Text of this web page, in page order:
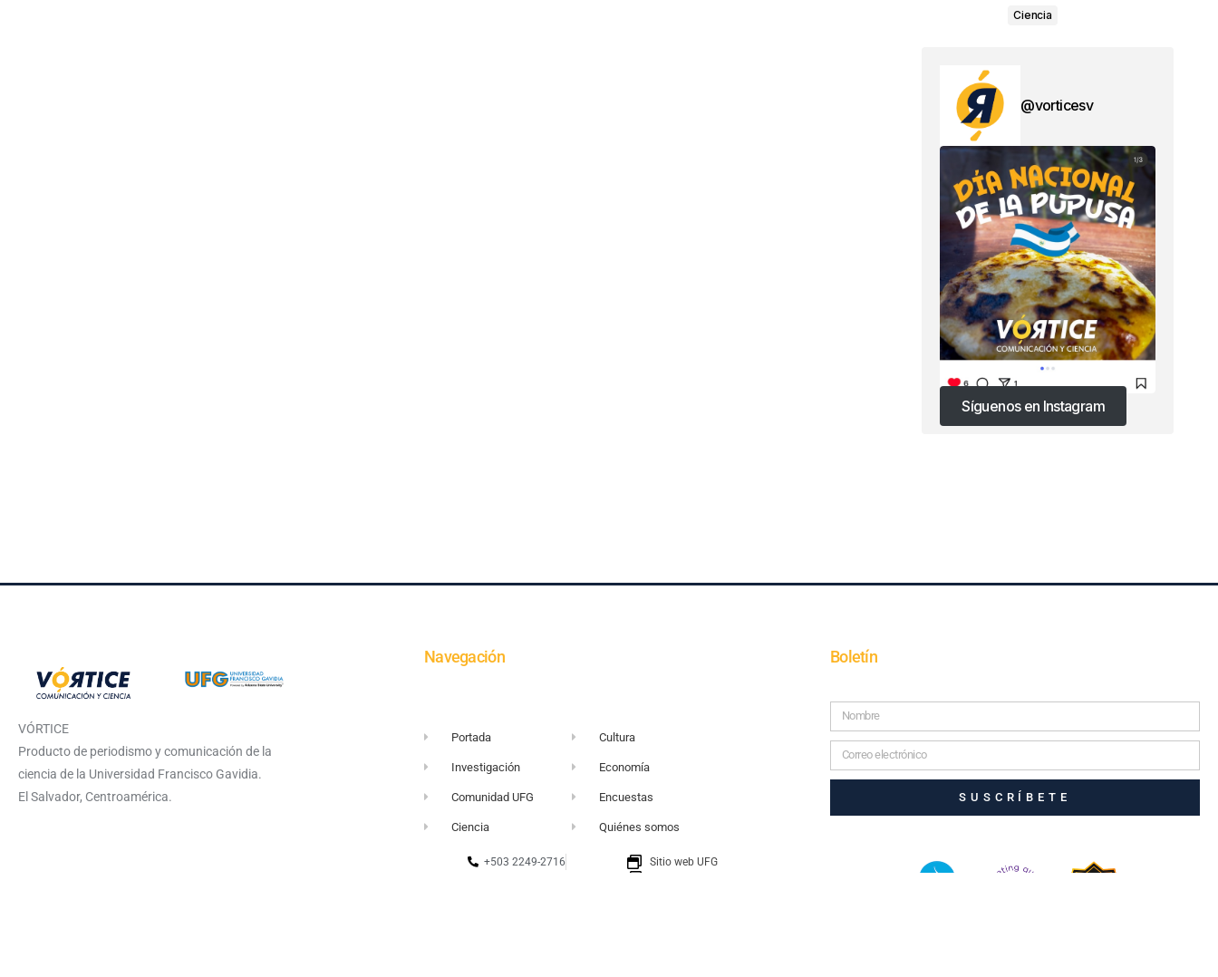
Ciencia
@vorticesv
Síguenos en Instagram
VÓRTICE
Producto de periodismo y comunicación de la
ciencia de la Universidad Francisco Gavidia.
El Salvador, Centroamérica.
Navegación
Portada
Investigación
Comunidad UFG
Ciencia
Cultura
Economía
Encuestas
Quiénes somos
+503 2249-2716
Sitio web UFG
Boletín
SUSCRÍBETE